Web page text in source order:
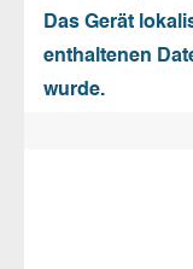
Das Gerät
enthaltenen
wurde.